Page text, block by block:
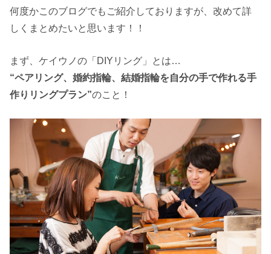
何度かこのブログでもご紹介しておりますが、改めて詳
しくまとめたいと思います！！
まず、ケイウノの「DIYリング」とは…
“ペアリング、婚約指輪、結婚指輪を自分の手で作れる手
作りリングプラン”のこと！